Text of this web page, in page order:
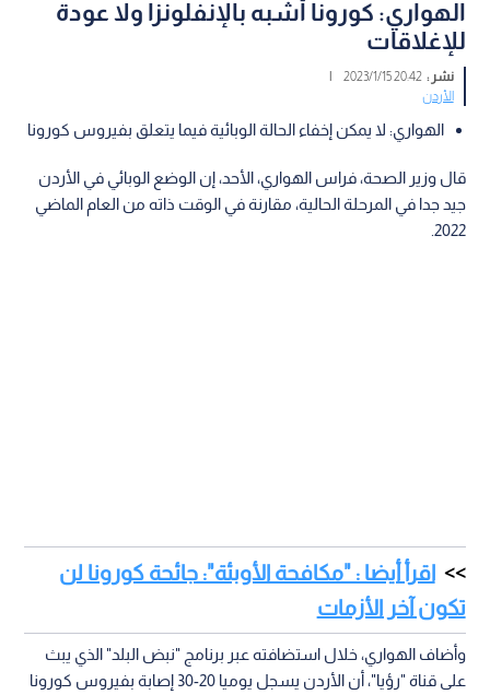
الهواري: كورونا أشبه بالإنفلونزا ولا عودة
للإغلاقات
نشر :20:42 2023/1/15
|
الأردن
الهواري: لا يمكن إخفاء الحالة الوبائية فيما يتعلق بفيروس كورونا
قال وزير الصحة، فراس الهواري، الأحد، إن الوضع الوبائي في الأردن
جيد جدا في المرحلة الحالية، مقارنة في الوقت ذاته من العام الماضي
2022.
اقرأ أيضا : "مكافحة الأوبئة": جائحة كورونا لن
تكون آخر الأزمات
وأضاف الهواري، خلال استضافته عبر برنامج "نبض البلد" الذي يبث
على قناة "رؤيا"، أن الأردن يسجل يوميا 20-30 إصابة بفيروس كورونا